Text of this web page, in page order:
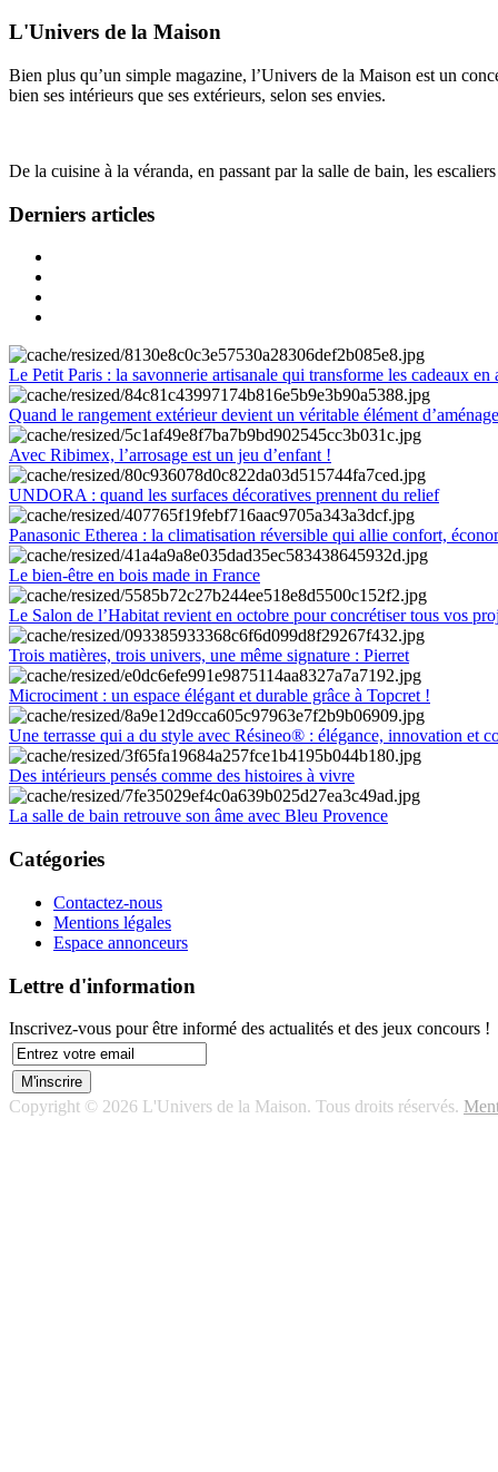
L'Univers de la Maison
Bien plus qu’un simple magazine, l’Univers de la Maison est un
bien ses intérieurs que ses extérieurs, selon ses envies.
De la cuisine à la véranda, en passant par la salle de bain, les
Derniers articles
Le Petit Paris : la savonnerie artisanale qui transforme les cadeaux en
Quand le rangement extérieur devient un véritable élément
Avec Ribimex, l’arrosage est un jeu d’enfant !
UNDORA : quand les surfaces décoratives prennent du relief
Panasonic Etherea : la climatisation réversible qui allie confort,
Le bien-être en bois made in France
Le Salon de l’Habitat revient en octobre pour concrétiser tous vos
Trois matières, trois univers, une même signature : Pierret
Microciment : un espace élégant et durable grâce à Topcret !
Une terrasse qui a du style avec Résineo® : élégance, innovation et
Des intérieurs pensés comme des histoires à vivre
La salle de bain retrouve son âme avec Bleu Provence
Catégories
Contactez-nous
Mentions légales
Espace annonceurs
Lettre d'information
Inscrivez-vous pour être informé des actualités et des jeux concours !
Copyright © 2026 L'Univers de la Maison. Tous droits réservés.